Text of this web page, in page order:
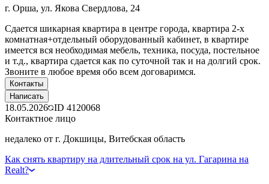
г. Орша, ул. Якова Свердлова, 24
Сдается шикарная квартира в центре города, квартира 2-х
комнатная+отдельный оборудованный кабинет, в квартире
имеется вся необходимая мебель, техника, посуда, постельное
и т.д., квартира сдается как по суточной так и на долгий срок.
Звоните в любое время обо всем договаримся.
Контакты
Написать
18.05.2026 ID 4120068
Контактное лицо
недалеко от г. Докшицы, Витебская область
Как снять квартиру на длительный срок на ул. Гагарина на
Realt?